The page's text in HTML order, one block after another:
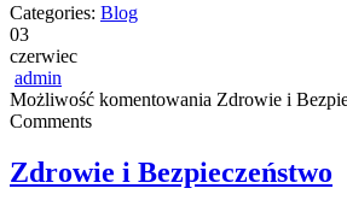
Categories: Blog
03
czerwiec
admin
Możliwość komentowania Zdrowie i
Comments
Zdrowie i Bezpieczeństwo